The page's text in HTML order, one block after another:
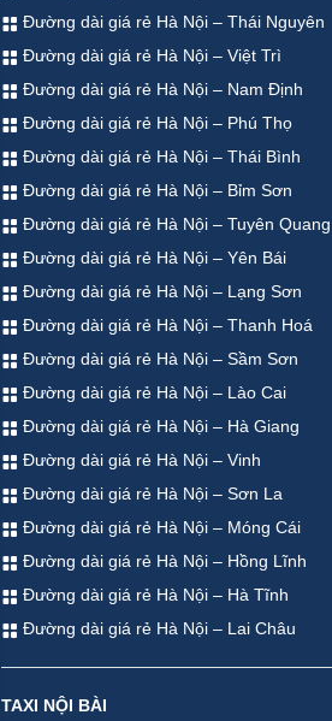
Đường dài giá rẻ Hà Nội – Thái Nguyên
Đường dài giá rẻ Hà Nội – Việt Trì
Đường dài giá rẻ Hà Nội – Nam Định
Đường dài giá rẻ Hà Nội – Phú Thọ
Đường dài giá rẻ Hà Nội – Thái Bình
Đường dài giá rẻ Hà Nội – Bỉm Sơn
Đường dài giá rẻ Hà Nội – Tuyên Quang
Đường dài giá rẻ Hà Nội – Yên Bái
Đường dài giá rẻ Hà Nội – Lạng Sơn
Đường dài giá rẻ Hà Nội – Thanh Hoá
Đường dài giá rẻ Hà Nội – Sầm Sơn
Đường dài giá rẻ Hà Nội – Lào Cai
Đường dài giá rẻ Hà Nội – Hà Giang
Đường dài giá rẻ Hà Nội – Vinh
Đường dài giá rẻ Hà Nội – Sơn La
Đường dài giá rẻ Hà Nội – Móng Cái
Đường dài giá rẻ Hà Nội – Hồng Lĩnh
Đường dài giá rẻ Hà Nội – Hà Tĩnh
Đường dài giá rẻ Hà Nội – Lai Châu
TAXI NỘI BÀI